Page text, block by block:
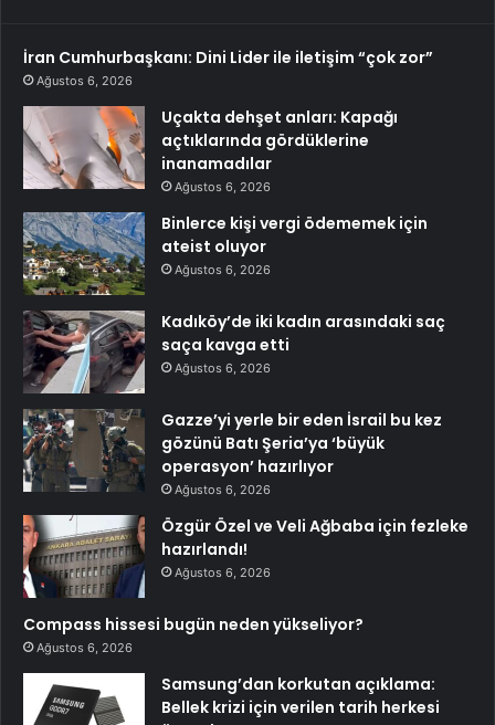
İran Cumhurbaşkanı: Dini Lider ile iletişim “çok zor”
Ağustos 6, 2026
Uçakta dehşet anları: Kapağı
açtıklarında gördüklerine
inanamadılar
Ağustos 6, 2026
Binlerce kişi vergi ödememek için
ateist oluyor
Ağustos 6, 2026
Kadıköy’de iki kadın arasındaki saç
saça kavga etti
Ağustos 6, 2026
Gazze’yi yerle bir eden İsrail bu kez
gözünü Batı Şeria’ya ‘büyük
operasyon’ hazırlıyor
Ağustos 6, 2026
Özgür Özel ve Veli Ağbaba için fezleke
hazırlandı!
Ağustos 6, 2026
Compass hissesi bugün neden yükseliyor?
Ağustos 6, 2026
Samsung’dan korkutan açıklama:
Bellek krizi için verilen tarih herkesi